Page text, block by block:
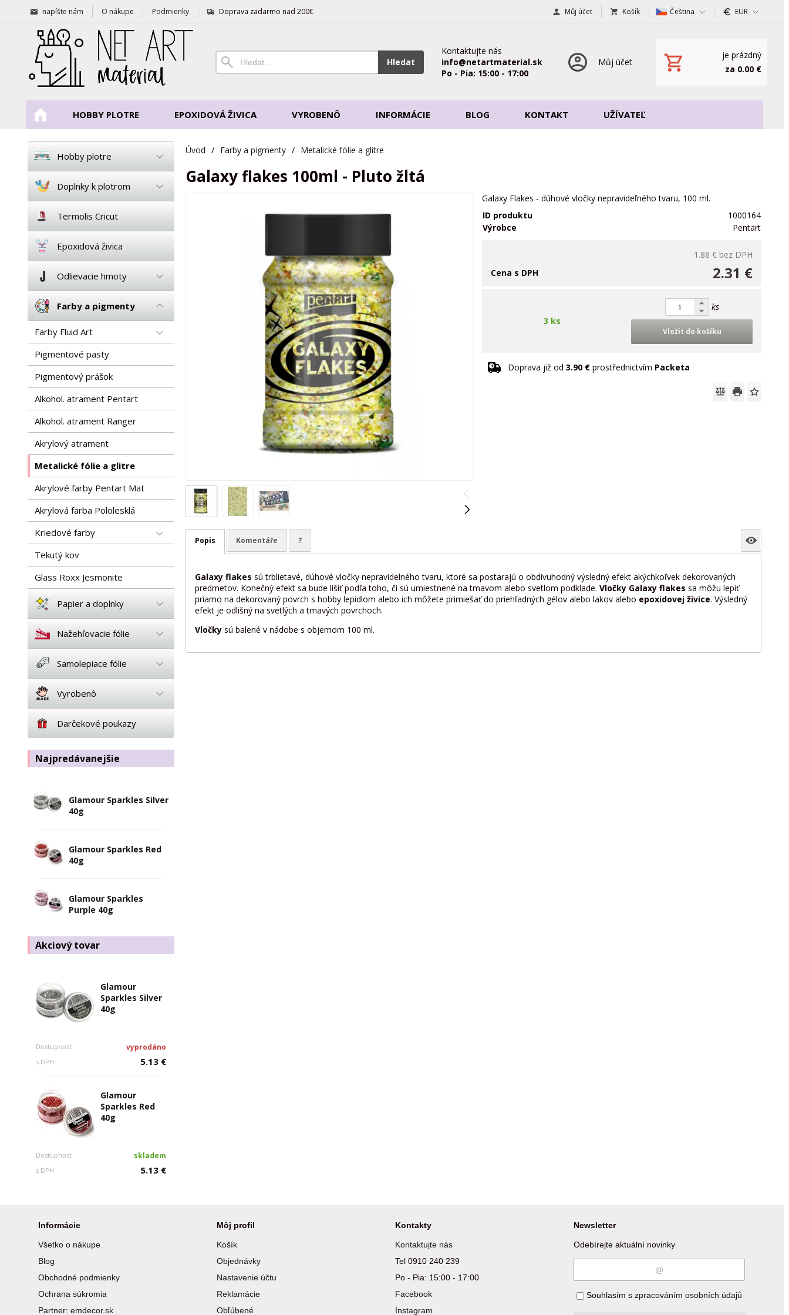
napíšte nám O nákupe Podmienky Doprava zadarmo nad 200€ Můj účet Košík Čeština EUR
Hledat
Kontaktujte nás
info@netartmaterial.sk
Po - Pia: 15:00 - 17:00
Můj účet
je prázdný
za 0.00 €
HOBBY PLOTRE EPOXIDOVÁ ŽIVICA VYROBENÔ INFORMÁCIE BLOG KONTAKT UŽÍVATEĽ
Hobby plotre
Doplnky k plotrom
Termolis Cricut
Epoxidová živica
Odlievacie hmoty
Farby a pigmenty
Farby Fluid Art
Pigmentové pasty
Pigmentový prášok
Alkohol. atrament Pentart
Alkohol. atrament Ranger
Akrylový atrament
Metalické fólie a glitre
Akrylové farby Pentart Mat
Akrylová farba Pololesklá
Kriedové farby
Tekutý kov
Glass Roxx Jesmonite
Papier a doplnky
Nažehľovacie fólie
Samolepiace fólie
Vyrobenô
Darčekové poukazy
Najpredávanejšie
Glamour Sparkles Silver
40g
Glamour Sparkles Red
40g
Glamour Sparkles
Purple 40g
Akciový tovar
Glamour
Sparkles Silver
40g
Dostupnost vyprodáno
s DPH 5.13 €
Glamour
Sparkles Red
40g
Dostupnost skladem
s DPH 5.13 €
Úvod / Farby a pigmenty / Metalické fólie a glitre
Galaxy flakes 100ml - Pluto žltá
Galaxy Flakes - dúhové vločky nepravideľného tvaru, 100 ml.
ID produktu
1000164
Výrobce
Pentart
1.88 € bez DPH
2.31 €
Cena s DPH
3 ks
ks
Vložit do košíku
Doprava již od3.90 € prostřednictvím Packeta
Popis Komentáře ?
Galaxy flakes sú trblietavé, dúhové vločky nepravidelného tvaru, ktoré sa postarajú o obdivuhodný výsledný efekt akýchkoľvek dekorovaných
predmetov. Konečný efekt sa bude líšiť podľa toho, či sú umiestnené na tmavom alebo svetlom podklade. Vločky Galaxy flakes sa môžu lepiť
priamo na dekorovaný povrch s hobby lepidlom alebo ich môžete primiešať do priehľadných gélov alebo lakov alebo epoxidovej živice. Výsledný
efekt je odlišný na svetlých a tmavých povrchoch.
Vločky sú balené v nádobe s objemom 100 ml.
Informácie
Všetko o nákupe
Blog
Obchodné podmienky
Ochrana súkromia
Partner: emdecor.sk
Môj profil
Košík
Objednávky
Nastavenie účtu
Reklamácie
Obľúbené
Kontakty
Kontaktujte nás
Tel 0910 240 239
Po - Pia: 15:00 - 17:00
Facebook
Instagram
Newsletter
Odebírejte aktuální novinky
Souhlasím s zpracováním osobních údajů